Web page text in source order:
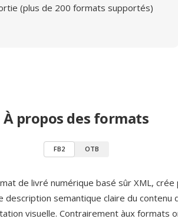
(plus de 200 formats supportés)
À propos des formats
FB2 OTB
de livré numérique basé sûr XML,
description semantique claire du contenu
visuelle. Contrairement àux formats